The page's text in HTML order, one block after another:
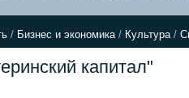
/ Бизнес и экономика/ Культура/
капитал"